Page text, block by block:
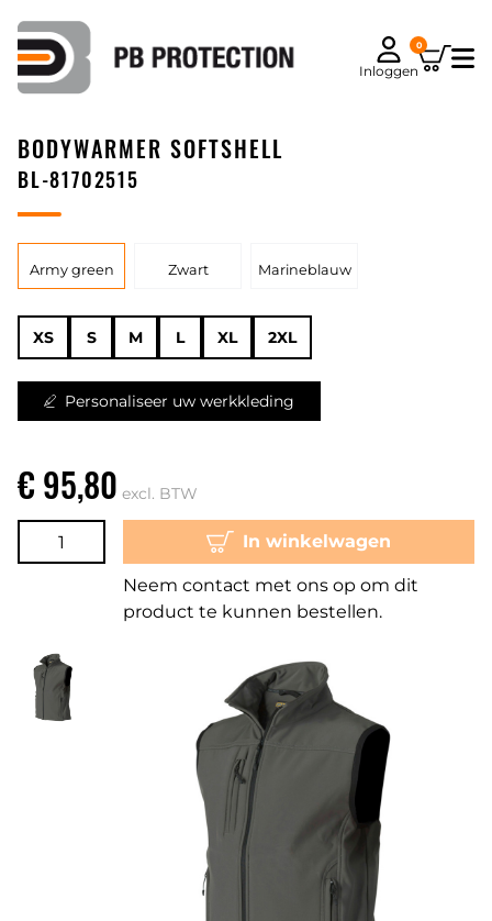
Inloggen
0
BODYWARMER SOFTSHELL
BL-81702515
Army green Zwart Marineblauw
XS S M L XL 2XL
Personaliseer uw werkkleding
€ 95,80 excl. BTW
In winkelwagen
Neem contact met ons op om dit
product te kunnen bestellen.